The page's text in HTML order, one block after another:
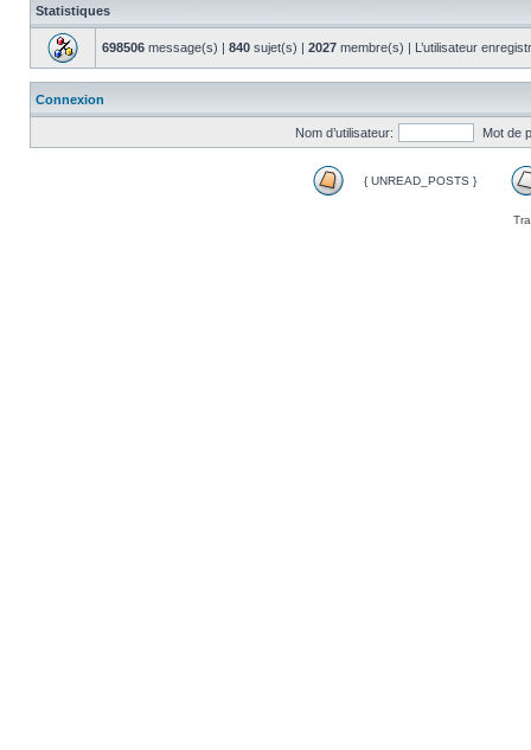
Statistiques
698506 message(s) | 840 sujet(s) | 2027 membre(s) | L’utilisateur
Connexion
Nom d’utilisateur: Mot de
{ UNREAD_POSTS }